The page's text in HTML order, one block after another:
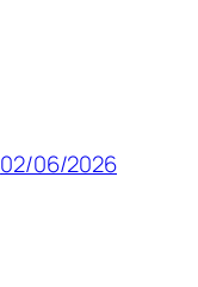
02/06/2026